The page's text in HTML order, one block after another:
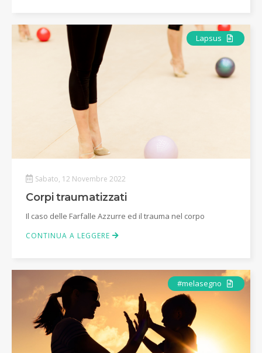
Lapsus Articolo
Sabato, 12 Novembre 2022
Corpi traumatizzati
Il caso delle Farfalle Azzurre ed il trauma nel corpo
CONTINUA A LEGGERE
#melasegno Articolo